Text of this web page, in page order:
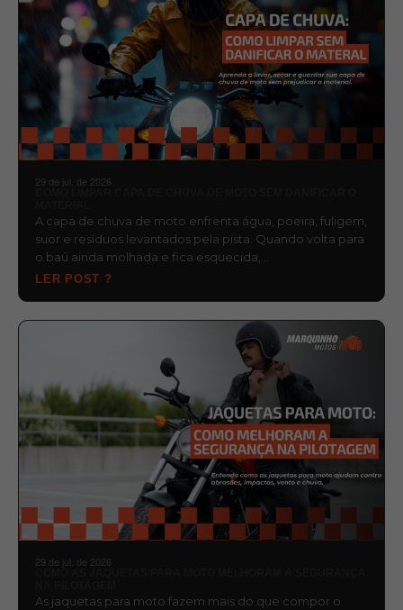
29 de jul. de 2026
A capa de chuva de moto enfrenta água, poeira, fuligem,
suor e resíduos levantados pela pista. Quando volta para
o baú ainda molhada e fica esquecida,…
LER POST ?
29 de jul. de 2026
As jaquetas para moto fazem mais do que compor o